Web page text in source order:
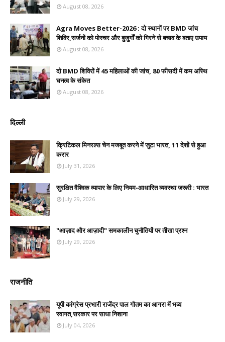
August 08, 2026
Agra Moves Better-2026 : दो स्थानों पर BMD जांच
शिविर,सर्जनों को पोस्चर और बुजुर्गों को गिरने से बचाव के बताए उपाय
August 08, 2026
दो BMD शिविरों में 45 महिलाओं की जांच, 80 फीसदी में कम अस्थि
घनत्व के संकेत
August 08, 2026
दिल्ली
क्रिटिकल मिनरल्स चेन मजबूत करने में जुटा भारत, 11 देशों से हुआ
करार
July 31, 2026
सुरक्षित वैश्विक व्यापार के लिए नियम-आधारित व्यवस्था जरूरी : भारत
July 29, 2026
"आज़ाद और आज़ादी" समकालीन चुनौतियों पर तीखा प्रश्न
July 29, 2026
राजनीति
यूपी कांग्रेस प्रभारी राजेंद्र पाल गौतम का आगरा में भव्य
स्वागत,सरकार पर साधा निशाना
July 04, 2026